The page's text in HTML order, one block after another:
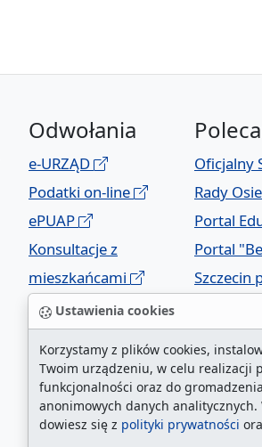
Ustawienia cookies
Korzystamy z plików cookies,
Twoim urządzeniu, w celu realizacji
funkcjonalności oraz do gromadzenia
anonimowych danych analitycznych.
dowiesz się z polityki prywatności
Odwołania
e-URZĄD
Podatki on-line
ePUAP
Konsultacje z
mieszkańcami
Geoportal
Oficjalny
Rady
Portal
Portal
Szczecin